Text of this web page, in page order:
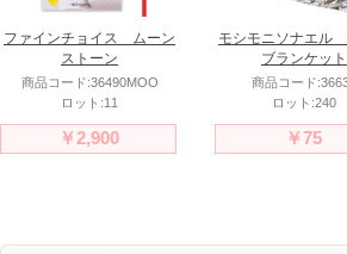
ファインチョイス ムーン
ストーン
商品コード:36490MOO
ロット:11
￥2,900
モシモニソナエル
ブランケット
商品コード
ロット:240
￥75